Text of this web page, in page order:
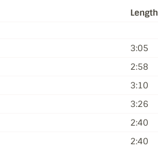
Length
3:05
2:58
3:10
3:26
2:40
2:40